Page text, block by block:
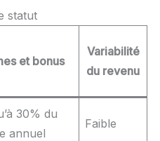
statut
et bonus
Variabilité
du revenu
30% du
annuel
Faible